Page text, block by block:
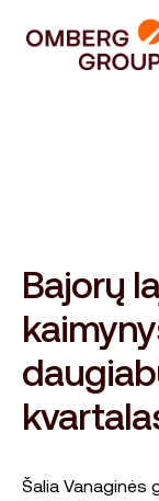
Bajorų
Šalia Vanaginės